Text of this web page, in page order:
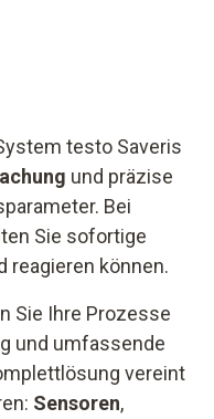
testo Saveris
und präzise
Bei
Sie sofortige
reagieren können.
Sie Ihre Prozesse
und umfassende
vereint
Sensoren,